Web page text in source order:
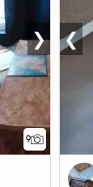
9
❯ ❮